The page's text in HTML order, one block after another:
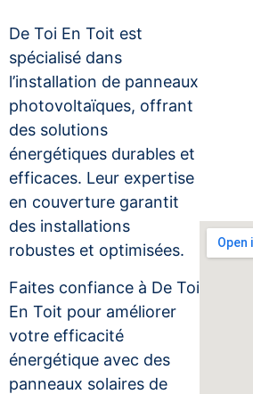
De Toi En Toit est
spécialisé dans
l’installation de panneaux
photovoltaïques, offrant
des solutions
énergétiques durables et
efficaces. Leur expertise
en couverture garantit
des installations
robustes et optimisées.
Faites confiance à De Toi
En Toit pour améliorer
votre efficacité
énergétique avec des
panneaux solaires de